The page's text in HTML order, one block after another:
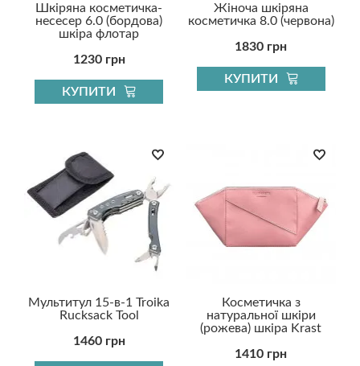
Шкіряна косметичка-
несесер 6.0 (бордова)
шкіра флотар
1230 грн
КУПИТИ
Жіноча шкіряна
косметичка 8.0 (червона)
1830 грн
КУПИТИ
Мультитул 15-в-1 Troika
Rucksack Tool
1460 грн
Косметичка з
натуральної шкіри
(рожева) шкіра Krast
1410 грн